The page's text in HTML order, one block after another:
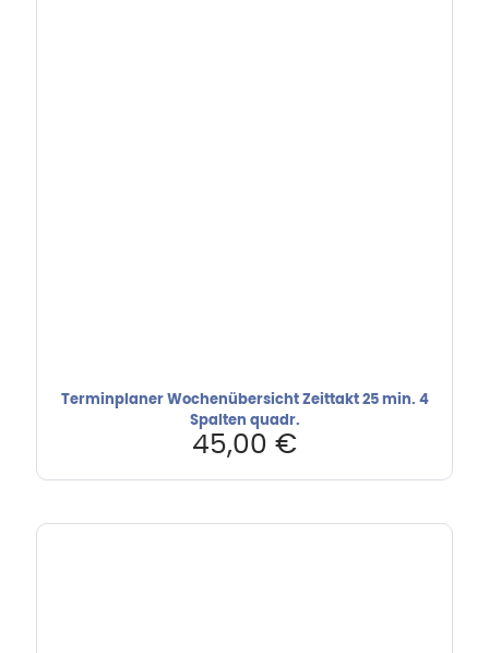
Terminplaner Wochenübersicht Zeittakt 25 min. 4
Spalten quadr.
45,00 €